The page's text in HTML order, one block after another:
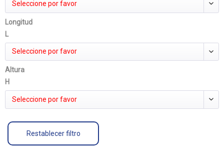
Seleccione por favor
Longitud
L
Seleccione por favor
Altura
H
Seleccione por favor
Restablecer filtro